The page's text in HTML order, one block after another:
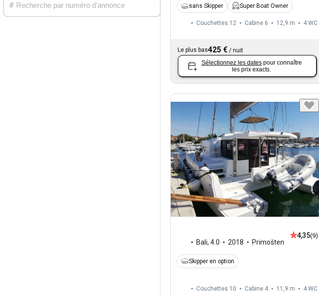
sans Skipper Super Boat Owner
Couchettes 12 Cabine 6 12,9 m 4 WC
Le plus bas425 € / nuit
Sélectionnez les dates pour connaître
les prix exacts.
Bali, 4.0 2018 Primošten
4,35(9)
Skipper en option
Couchettes 10 Cabine 4 11,9 m 4 WC